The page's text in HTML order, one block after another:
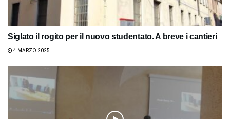
Siglato il rogito per il nuovo studentato. A breve i cantieri
4 MARZO 2025